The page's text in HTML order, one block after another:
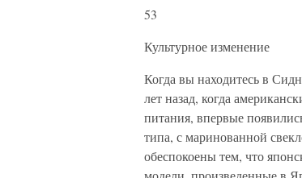
53
Культурное изменение
Когда вы находитесь в
лет назад, когда
питания, впервые
типа, с маринованной
обеспокоены тем, что